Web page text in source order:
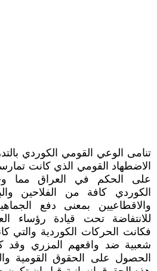
تنامى الوعي القومي الكوردي
الاضطهاد القومي الذي كانت
على الحكم في العراق مما
الكوردي كافة من الفلاحين
والاقطاعيين بمعنى دفع
للانتفاضة تحت قيادة رؤساء
فكانت الحركات الكوردية والتي
شعبية ضد واقعهم المزري وقد
الحصول على الحقوق القومية